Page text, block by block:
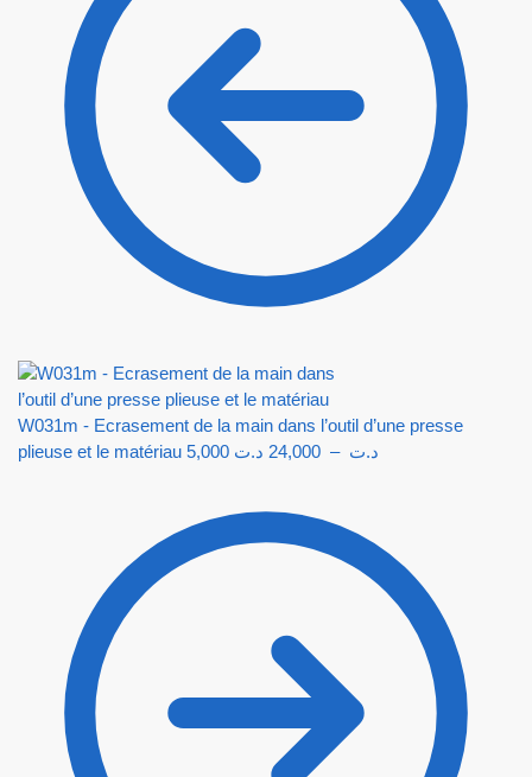
W031m - Ecrasement de la main dans l’outil d’une presse
plieuse et le matériau 5,000 د.ت –
24,000 د.ت